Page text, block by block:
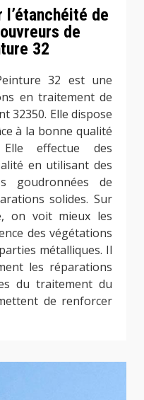
l’étanchéité de
de
32
32 est une
en traitement de
32350. Elle dispose
à la bonne qualité
effectue des
en utilisant des
goudronnées de
solides. Sur
on voit mieux les
des végétations
métalliques. Il
les réparations
du traitement du
de renforcer